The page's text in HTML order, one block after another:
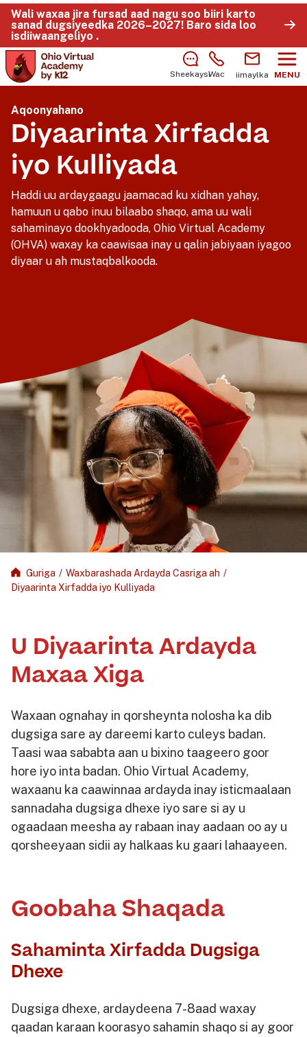
Wali waxaa jira fursad aad nagu soo biiri karto
sanad dugsiyeedka 2026–2027! Baro sida loo
isdiiwaangeliyo .
SheekaysiWac iimaylka MENU
Aqoonyahano
Diyaarinta Xirfadda
iyo Kulliyada
Haddi uu ardaygaagu jaamacad ku xidhan yahay,
hamuun u qabo inuu bilaabo shaqo, ama uu wali
sahaminayo dookhyadooda, Ohio Virtual Academy
(OHVA) waxay ka caawisaa inay u qalin jabiyaan iyagoo
diyaar u ah mustaqbalkooda.
Guriga / Waxbarashada Ardayda Casriga ah /
Diyaarinta Xirfadda iyo Kulliyada
U Diyaarinta Ardayda
Maxaa Xiga
Waxaan ognahay in qorsheynta nolosha ka dib
dugsiga sare ay dareemi karto culeys badan.
Taasi waa sababta aan u bixino taageero goor
hore iyo inta badan. Ohio Virtual Academy,
waxaanu ka caawinnaa ardayda inay isticmaalaan
sannadaha dugsiga dhexe iyo sare si ay u
ogaadaan meesha ay rabaan inay aadaan oo ay u
qorsheeyaan sidii ay halkaas ku gaari lahaayeen.
Goobaha Shaqada
Sahaminta Xirfadda Dugsiga
Dhexe
Dugsiga dhexe, ardaydeena 7-8aad waxay
qaadan karaan koorasyo ​​sahamin shaqo si ay goor